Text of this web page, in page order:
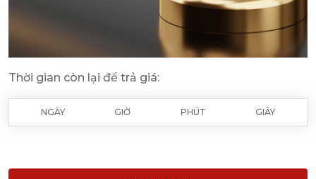
Thời gian còn lại để trả giá:
NGÀY GIỜ PHÚT GIÂY